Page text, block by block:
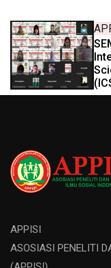
APPISI
ASOSIASI PENELITI